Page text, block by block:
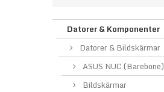
Datorer & Komponenter
Datorer & Bildskärmar
ASUS NUC (Barebone)
Bildskärmar